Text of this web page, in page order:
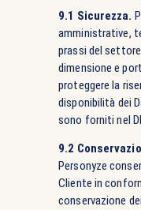
9.1 Sicurezza.
amministrative,
prassi del
dimensione e
proteggere la
disponibilità dei
sono forniti nel
9.2
Personyze
Cliente in
conservazione